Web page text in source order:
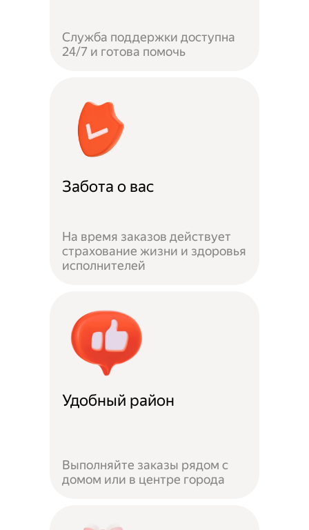
Служба поддержки доступна
24/7 и готова помочь
Забота о вас
На время заказов действует
страхование жизни и здоровья
исполнителей
Удобный район
Выполняйте заказы рядом с
домом или в центре города